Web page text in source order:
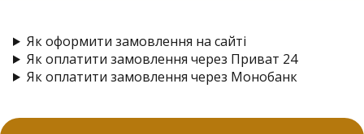
Як оформити замовлення на сайті
Як оплатити замовлення через Приват 24
Як оплатити замовлення через Монобанк